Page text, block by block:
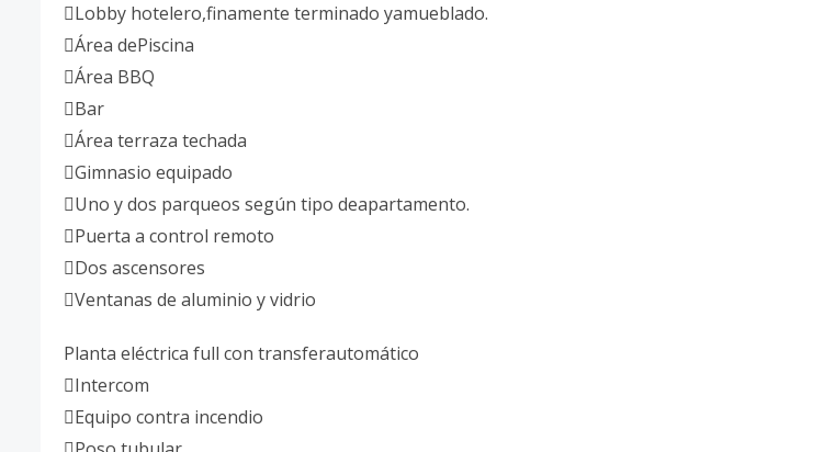
Lobby hotelero,finamente terminado yamueblado.
Área dePiscina
Área BBQ
Bar
Área terraza techada
Gimnasio equipado
Uno y dos parqueos según tipo deapartamento.
Puerta a control remoto
Dos ascensores
Ventanas de aluminio y vidrio
Planta eléctrica full con transferautomático
Intercom
Equipo contra incendio